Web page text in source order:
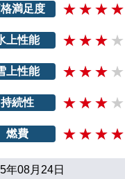
満足度
上性能
上性能
持続性
燃費
年08月24日